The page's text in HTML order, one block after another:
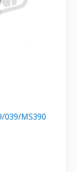
039/MS390